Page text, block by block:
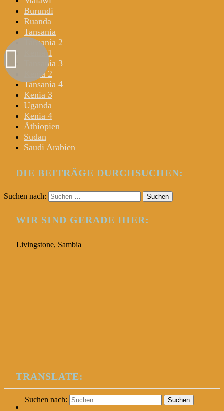
Burundi
Ruanda
Tansania
Tansania 2
Kenia 1
Tansania 3
Kenia 2
Tansania 4
Kenia 3
Uganda
Kenia 4
Äthiopien
Sudan
Saudi Arabien
DIE BEITRÄGE DURCHSUCHEN:
Suchen nach:
WIR SIND GERADE HIER:
Livingstone, Sambia
TRANSLATE:
Suchen nach: